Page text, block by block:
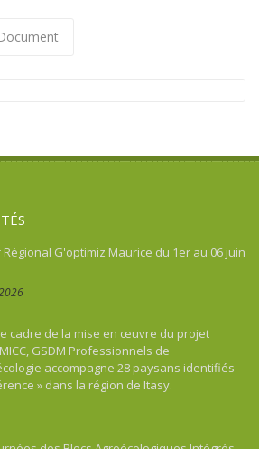
Régional G'optimiz Maurice du 1er au 06 juin
cadre de la mise en œuvre du projet
GSDM Professionnels de
accompagne 28 paysans identifiés
» dans la région de Itasy.